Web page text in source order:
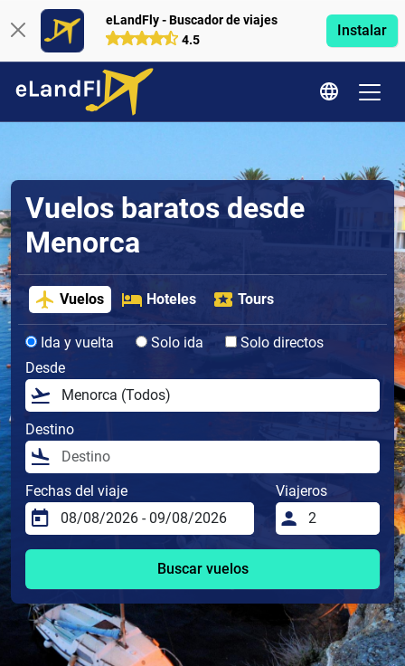
eLandFly - Buscador de viajes
4.5
Instalar
Vuelos baratos desde
Menorca
Vuelos Hoteles Tours
Ida y vuelta Solo ida
Solo directos
Desde
Destino
Fechas del viaje Viajeros
Buscar vuelos